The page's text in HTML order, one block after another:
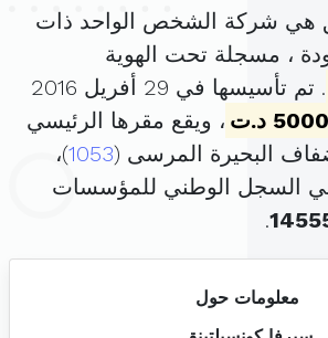
هي شركة الشخص الواحد ذات
، مسجلة تحت الهوية
. تم تأسيسها في 29 أفريل 2016
5000 د.ت
، ويقع مقرها الرئيسي
البحيرة المرسى (1053)،
السجل الوطني للمؤسسات
.
معلومات حول